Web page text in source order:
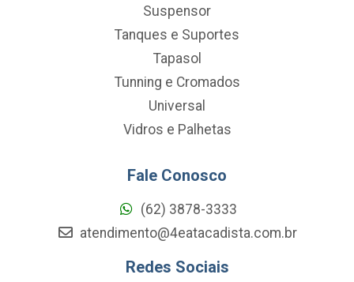
Suspensor
Tanques e Suportes
Tapasol
Tunning e Cromados
Universal
Vidros e Palhetas
Fale Conosco
(62) 3878-3333
atendimento@4eatacadista.com.br
Redes Sociais